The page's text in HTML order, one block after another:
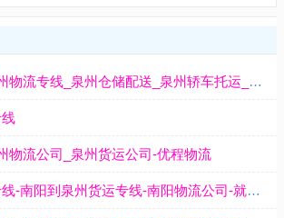
泉州物流公司_泉州物流专线_泉州仓储配送_泉州轿车托运_泉州物流搬家_泉州物流空运-广邦物流
物流公司_泉州货运公司-优程物流
南阳到泉州物流专线-南阳到泉州货运专线-南阳物流公司-就发物流网